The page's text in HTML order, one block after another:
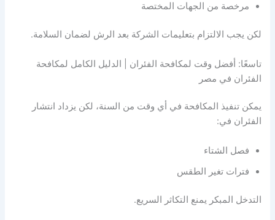
مرخصة من الجهات المختصة
لكن يجب الالتزام بتعليمات الشركة بعد الرش لضمان السلامة.
تاسعًا: أفضل وقت لمكافحة الفئران | الدليل الكامل لمكافحة
الفئران في مصر
يمكن تنفيذ المكافحة في أي وقت من السنة، لكن يزداد انتشار
الفئران في:
فصل الشتاء
فترات تغير الطقس
التدخل المبكر يمنع التكاثر السريع.